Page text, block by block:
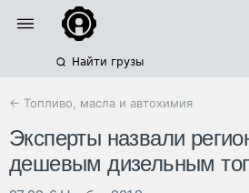
Найти грузы
← Топливо, масла и автохимия
Эксперты назвали
дешевым дизельным